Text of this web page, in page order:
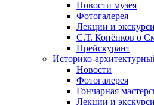
Новости музея
Фотогалерея
Лекции и
С.Т. Конёнков о
Прейскурант
Историко-
Новости
Фотогалерея
Гончарная
Лекции и